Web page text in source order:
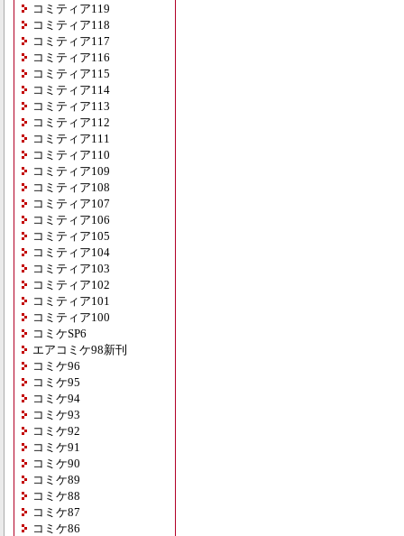
コミティア119
コミティア118
コミティア117
コミティア116
コミティア115
コミティア114
コミティア113
コミティア112
コミティア111
コミティア110
コミティア109
コミティア108
コミティア107
コミティア106
コミティア105
コミティア104
コミティア103
コミティア102
コミティア101
コミティア100
コミケSP6
エアコミケ98新刊
コミケ96
コミケ95
コミケ94
コミケ93
コミケ92
コミケ91
コミケ90
コミケ89
コミケ88
コミケ87
コミケ86